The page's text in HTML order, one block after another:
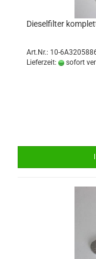
Dieselfilter
Art.Nr.: 10-
Lieferzeit:
sofort